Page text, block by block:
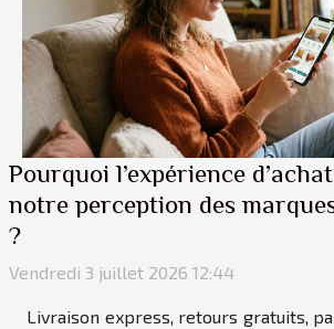
Pourquoi l’expérience
notre perception des
?
Vendredi 3 juillet 2026 12:44
Livraison express, retours gratuits,